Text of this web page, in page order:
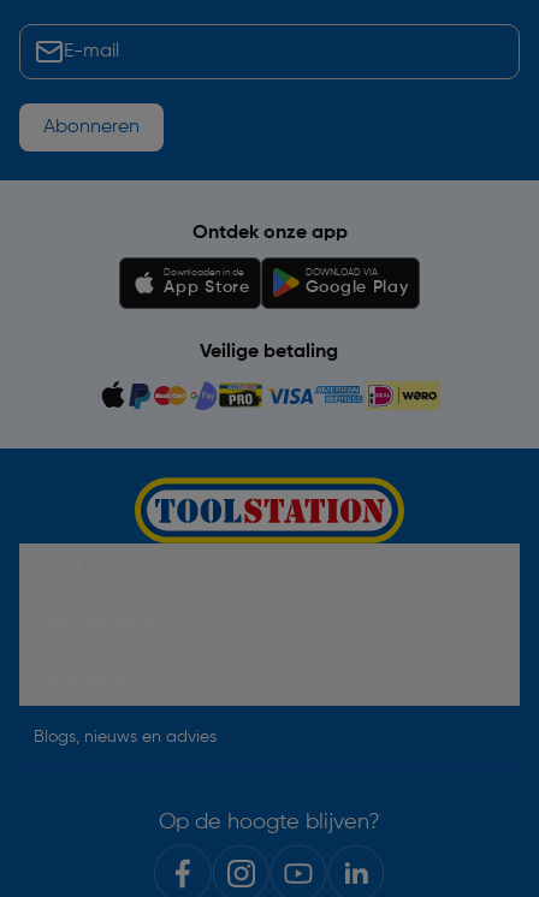
Abonneren
Ontdek onze app
Downloaden in de
App Store
DOWNLOAD VIA
Google Play
Veilige betaling
Blogs, nieuws en advies
Op de hoogte blijven?